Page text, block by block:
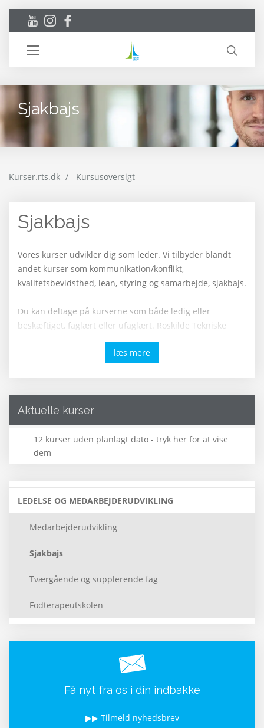
Toggle
Sjakbajs
Kurser.rts.dk Kursusoversigt
Sjakbajs
Vores kurser udvikler dig som leder. Vi tilbyder blandt
andet kurser som kommunikation/konflikt,
kvalitetsbevidsthed, lean, styring og samarbejde, sjakbajs.
Du kan deltage på kurserne som både ledig eller
beskæftiget, faglært eller ufaglært. Roskilde Tekniske
Skole tilbyder en bred vifte af grundlæggende såvel som
videregående kurser samt certifikatkurser.
læs mere
Aktuelle kurser
12 kurser uden planlagt dato - tryk her for at vise
dem
LEDELSE OG MEDARBEJDERUDVIKLING
Medarbejderudvikling
Sjakbajs
Tværgående og supplerende fag
Fodterapeutskolen
Få nyt fra os i din indbakke
▶▶ Tilmeld nyhedsbrev